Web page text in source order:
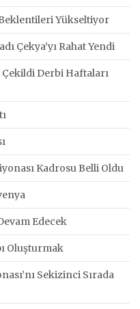
Beklentileri Yükseltiyor
Çekya’yı Rahat Yendi
Derbi Haftaları
Kadrosu Belli Oldu
Edecek
Oluşturmak
Sekizinci Sırada